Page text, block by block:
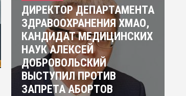
ДИРЕКТОР ДЕПАРТАМЕНТА
ЗДРАВООХРАНЕНИЯ ХМАО,
КАНДИДАТ МЕДИЦИНСКИХ
НАУК АЛЕКСЕЙ
ДОБРОВОЛЬСКИЙ
ВЫСТУПИЛ ПРОТИВ
ЗАПРЕТА АБОРТОВ